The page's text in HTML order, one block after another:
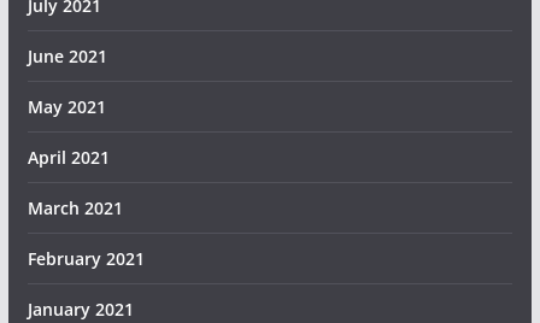
July 2021
June 2021
May 2021
April 2021
March 2021
February 2021
January 2021